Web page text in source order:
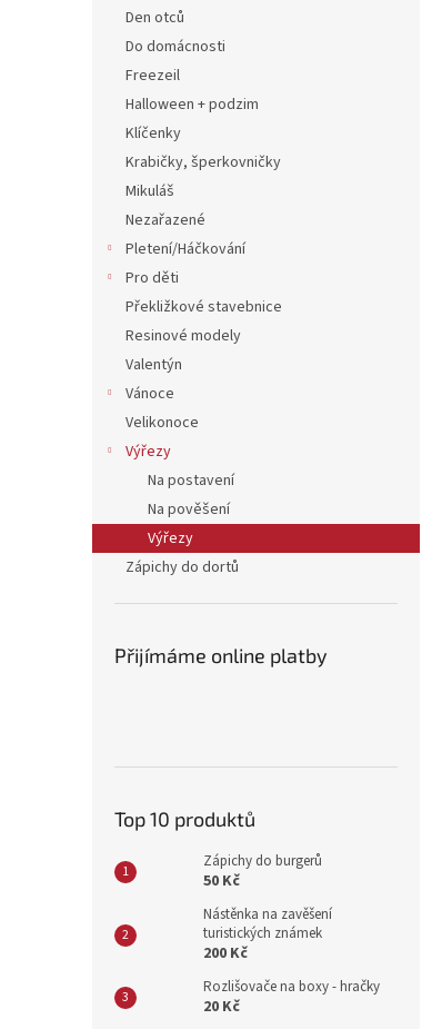
Den otců
Do domácnosti
Freezeil
Halloween + podzim
Klíčenky
Krabičky, šperkovničky
Mikuláš
Nezařazené
Pletení/Háčkování
Pro děti
Překližkové stavebnice
Resinové modely
Valentýn
Vánoce
Velikonoce
Výřezy
Na postavení
Na pověšení
Výřezy
Zápichy do dortů
Přijímáme online platby
Top 10 produktů
Zápichy do burgerů
50 Kč
Nástěnka na zavěšení
turistických známek
200 Kč
Rozlišovače na boxy - hračky
20 Kč